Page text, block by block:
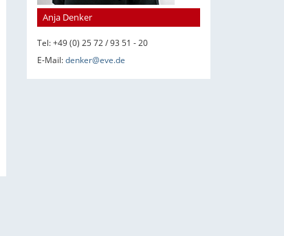
Anja Denker
Tel: +49 (0) 25 72 / 93 51 - 20
E-Mail:denker@eve.de